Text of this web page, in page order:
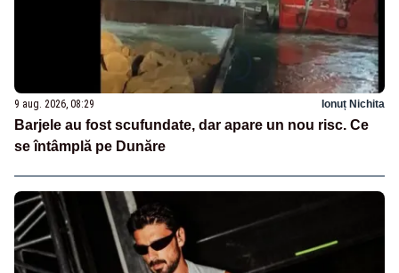
9 aug. 2026, 08:29 Ionuț Nichita
Barjele au fost scufundate, dar apare un nou risc. Ce
se întâmplă pe Dunăre